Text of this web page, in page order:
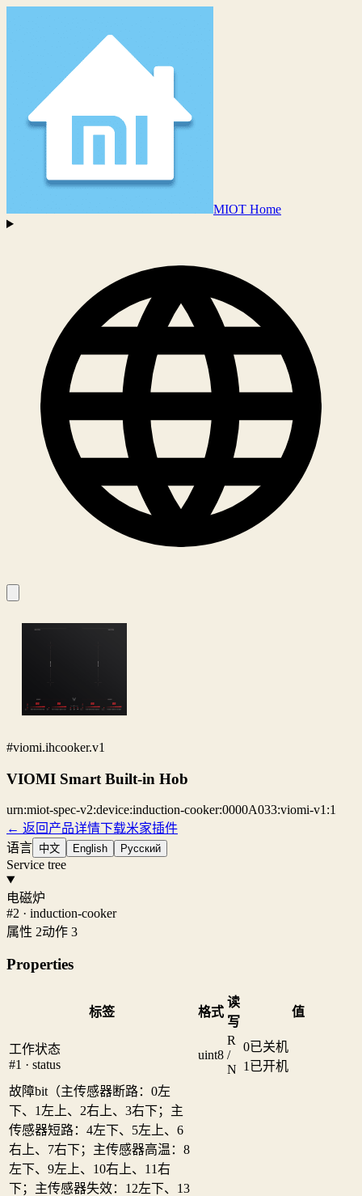
MIOT Home
#viomi.ihcooker.v1
VIOMI Smart Built-in Hob
urn:miot-spec-v2:device:induction-cooker:0000A033:viomi-v1:1
← 返回产品详情下载米家插件
语言 中文 English Русский
Service tree
电磁炉
#2 · induction-cooker
属性 2动作 3
Properties
标签 格式
读
写
值
工作状态
#1 · status
uint8
R
/
N
0已关机
1 已开机
故障bit（主传感器断路：0左
下、1左上、2右上、3右下；主
传感器短路：4左下、5左上、6
右上、7右下；主传感器高温：8
左下、9左上、10右上、11右
下；主传感器失效：12左下、13